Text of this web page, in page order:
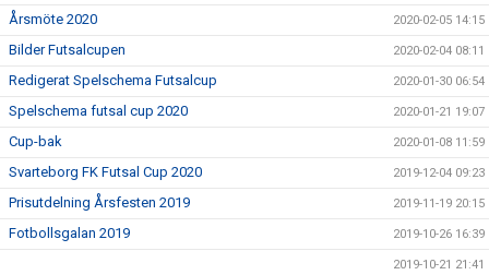
Årsmöte 2020 2020-02-05 14:15
Bilder Futsalcupen 2020-02-04 08:11
Redigerat Spelschema Futsalcup 2020-01-30 06:54
Spelschema futsal cup 2020 2020-01-21 19:07
Cup-bak 2020-01-08 11:59
Svarteborg FK Futsal Cup 2020 2019-12-04 09:23
Prisutdelning Årsfesten 2019 2019-11-19 20:15
Fotbollsgalan 2019 2019-10-26 16:39
2019-10-21 21:41